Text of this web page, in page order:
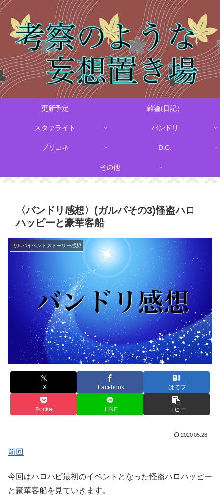
更新予定 雑論(日記）
スタァライト バンドリ
プリコネ D.C.
その他
〈バンドリ感想〉(ガルパその3)怪盗ハロ
ハッピーと豪華客船
ガルパイベントストーリー感想
X Facebook はてブ
Pocket LINE コピー
2020.05.28
前回
今回はハロハピ最初のイベントとなった怪盗ハロハッピー
と豪華客船を見ていきます。